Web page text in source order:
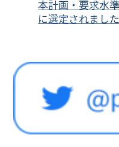
本計画・要求水
に選定されました